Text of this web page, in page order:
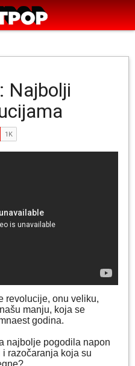
Najbolji
revolucije, onu veliku,
manju, koja se
godina.
najbolje pogodila napon
razočaranja koja su